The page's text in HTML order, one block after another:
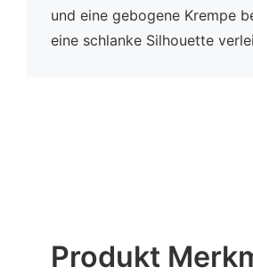
und eine gebogene Krempe
eine schlanke Silhouette
Produkt